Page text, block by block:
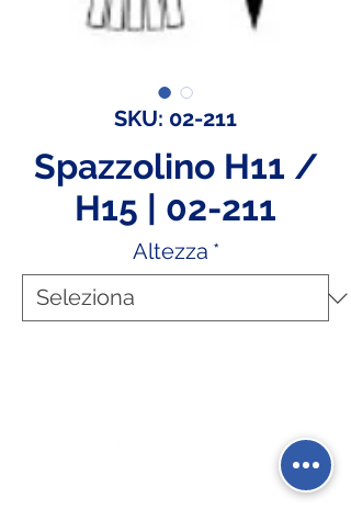
SKU: 02-211
Spazzolino H11 /
H15 | 02-211
Altezza *